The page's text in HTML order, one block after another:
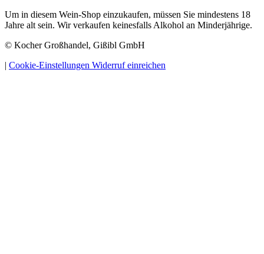
Um in diesem Wein-Shop einzukaufen, müssen Sie mindestens 18
Jahre alt sein. Wir verkaufen keinesfalls Alkohol an Minderjährige.
© Kocher Großhandel, Gißibl GmbH
| Cookie-Einstellungen Widerruf einreichen